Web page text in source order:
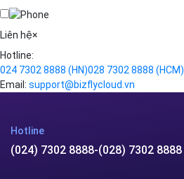
Videos
Liên hệ×
Hotline:
024 7302 8888 (HN)028 7302 8888 (HCM)
Email: support@bizflycloud.vn
Hotline
(024) 7302 8888-(028) 7302 8888